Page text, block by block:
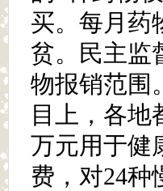
买。每月药
贫。民主监
物报销范围
目上，各地
万元用于健
费，对24种